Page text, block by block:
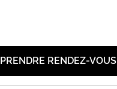
PRENDRE RENDEZ-VOUS